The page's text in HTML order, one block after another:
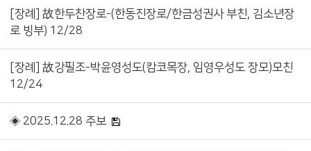
[장례] 故한두찬장로-(한동진장로/한금성권사 부친, 김소년장
로 빙부) 12/28
[장례] 故강필조-박윤영성도(캄코목장, 임영우성도 장모)모친
12/24
◈ 2025.12.28 주보